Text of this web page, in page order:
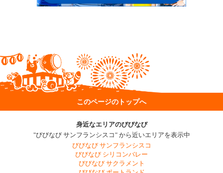
このページのトップへ
身近なエリアのびびなび
"びびなび サンフランシスコ" から近いエリアを表示中
びびなび サンフランシスコ
びびなび シリコンバレー
びびなび サクラメント